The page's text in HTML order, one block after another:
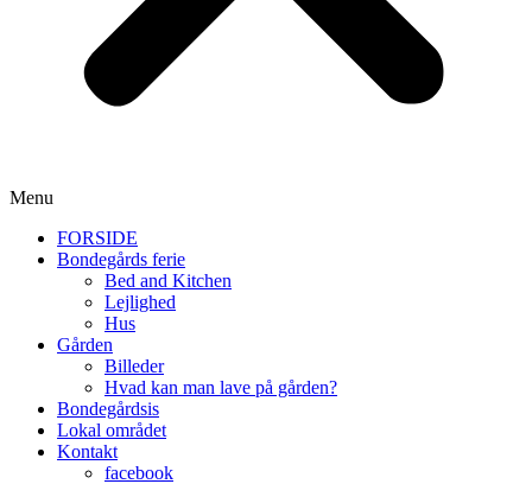
Menu
FORSIDE
Bondegårds ferie
Bed and Kitchen
Lejlighed
Hus
Gården
Billeder
Hvad kan man lave på gården?
Bondegårdsis
Lokal området
Kontakt
facebook